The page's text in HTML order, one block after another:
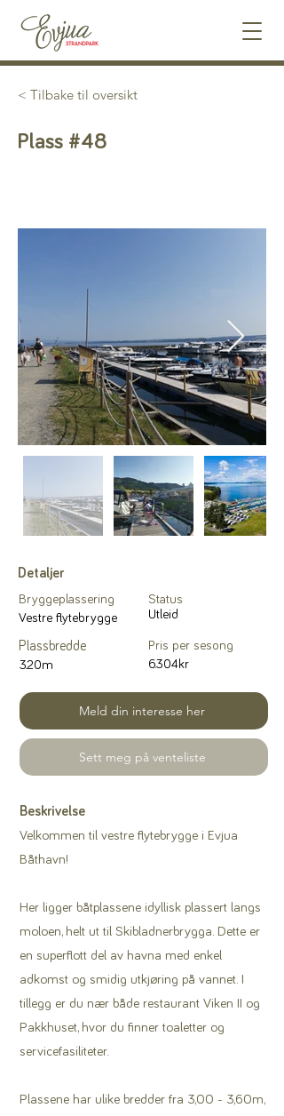
< Tilbake til oversikt
Plass #48
Detaljer
Bryggeplassering
Status
Vestre flytebrygge
Utleid
Plassbredde
3.20m
Pris per sesong
6.304kr
Meld din interesse her
Sett meg på venteliste
Beskrivelse
Velkommen til vestre flytebrygge i Evjua
Båthavn!
Her ligger båtplassene idyllisk plassert langs
moloen, helt ut til Skibladnerbrygga. Dette er
en superflott del av havna med enkel
adkomst og smidig utkjøring på vannet. I
tillegg er du nær både restaurant Viken II og
Pakkhuset, hvor du finner toaletter og
servicefasiliteter.
Plassene har ulike bredder fra 3,00 - 3,60m,